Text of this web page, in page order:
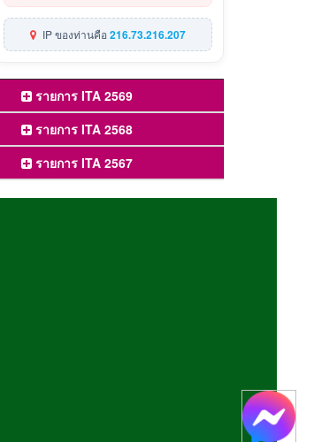
IP ของท่านคือ216.73.216.207
รายการ ITA 2569
รายการ ITA 2568
รายการ ITA 2567